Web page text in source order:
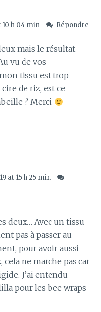
10 h 04 min Répondre
mais le résultat
vu de vos
tissu est trop
de riz, est ce
? Merci
at 15 h 25 min
deux… Avec un tissu
pas à passer au
pour avoir aussi
cela ne marche pas car
J’ai entendu
pour les bee wraps